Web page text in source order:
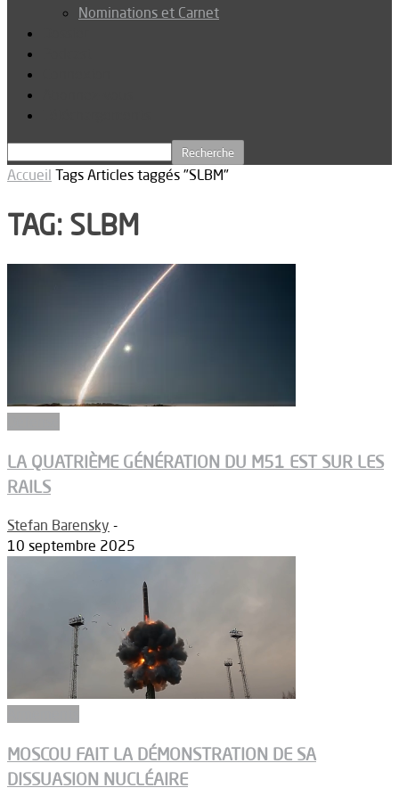
Nominations et Carnet
Accueil Tags Articles taggés "SLBM"
TAG: SLBM
LA QUATRIÈME GÉNÉRATION DU M51 EST SUR LES
RAILS
Stefan Barensky -
10 septembre 2025
MOSCOU FAIT LA DÉMONSTRATION DE SA
DISSUASION NUCLÉAIRE